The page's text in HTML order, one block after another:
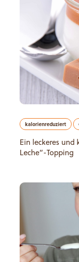
kalorienreduziert
Ein leckeres und
Leche“-Topping